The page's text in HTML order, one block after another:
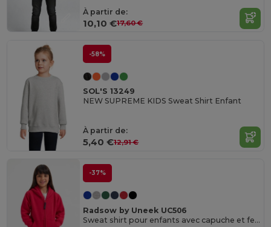
À partir de:
10,10 €17,60 €
-58%
SOL'S 13249
NEW SUPREME KIDS Sweat Shirt Enfant
À partir de:
5,40 €12,91 €
-37%
Radsow by Uneek UC506
Sweat shirt pour enfants avec capuche et fermeture éclair